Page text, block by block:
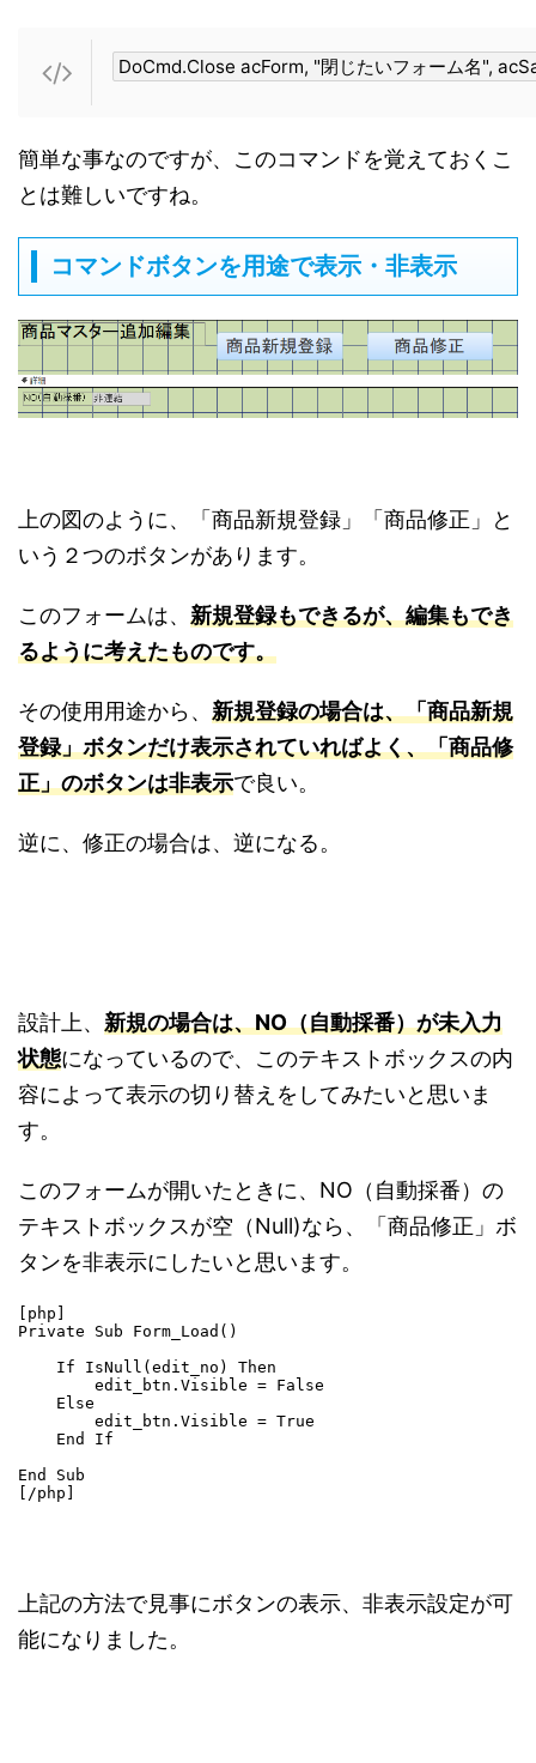
DoCmd.Close acForm, "閉じたいフォーム名",
簡単な事なのですが、このコマンドを覚えておくこ
とは難しいですね。
コマンドボタンを用途で表示・非表示
上の図のように、「商品新規登録」「商品修正」と
いう２つのボタンがあります。
このフォームは、 新規登録もできるが、編集もでき
るように考えたものです。
その使用用途から、 新規登録の場合は、「商品新規
登録」ボタンだけ表示されていればよく、「商品修
正」のボタンは非表示で良い。
逆に、修正の場合は、逆になる。
設計上、 新規の場合は、NO（自動採番）が未入力
状態になっているので、このテキストボックスの内
容によって表示の切り替えをしてみたいと思いま
す。
このフォームが開いたときに、NO（自動採番）の
テキストボックスが空（Null)なら、「商品修正」ボ
タンを非表示にしたいと思います。
[php]
Private Sub Form_Load()
    If IsNull(edit_no) Then
        edit_btn.Visible = False
    Else
        edit_btn.Visible = True
    End If
End Sub
[/php]
上記の方法で見事にボタンの表示、非表示設定が可
能になりました。